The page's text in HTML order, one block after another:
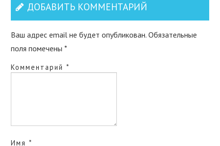
ДОБАВИТЬ КОММЕНТАРИЙ
Ваш адрес email не будет опубликован. Обязательные
поля помечены*
Комментарий*
Имя*